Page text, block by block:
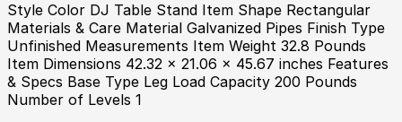
Style Color DJ Table Stand Item Shape Rectangular
Materials & Care Material Galvanized Pipes Finish Type
Unfinished Measurements Item Weight 32.8 Pounds
Item Dimensions 42.32 x 21.06 x 45.67 inches Features
& Specs Base Type Leg Load Capacity 200 Pounds
Number of Levels 1